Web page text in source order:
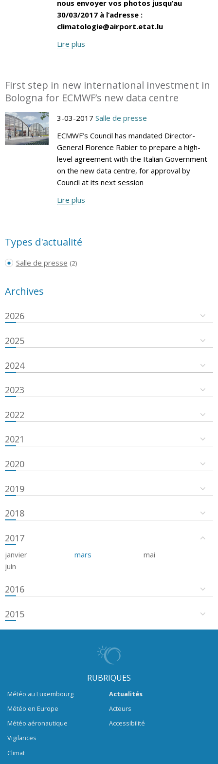
nous envoyer vos photos jusqu’au
30/03/2017 à l’adresse :
climatologie@airport.etat.lu
Lire plus
First step in new international investment in
Bologna for ECMWF’s new data centre
3-03-2017 Salle de presse
ECMWF’s Council has mandated Director-
General Florence Rabier to prepare a high-
level agreement with the Italian Government
on the new data centre, for approval by
Council at its next session
Lire plus
Types d'actualité
Salle de presse (2)
Archives
2026
2025
2024
2023
2022
2021
2020
2019
2018
2017
janvier mars
mai
juin
2016
2015
RUBRIQUES
Météo au Luxembourg
Météo en Europe
Météo aéronautique
Vigilances
Climat
Actualités
Acteurs
Accessibilité